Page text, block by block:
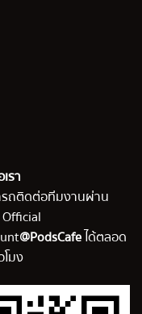
รา
ถติดต่อทีมงานผ่าน
@PodsCafeได้ตลอด
มง